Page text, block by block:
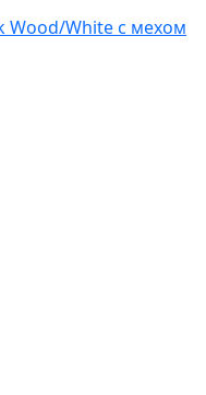
Wood/White с мехом